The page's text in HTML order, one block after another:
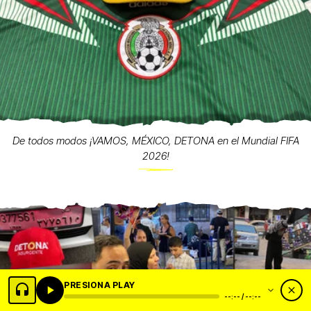
De todos modos ¡VAMOS, MÉXICO, DETONA en el Mundial FIFA
2026!
PRESIONA PLAY
--:-- / --:--